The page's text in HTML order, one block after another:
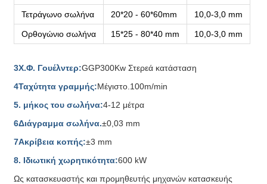
Τετράγωνο σωλήνα 20*20 - 60*60mm 10,0-3,0 mm
Ορθογώνιο σωλήνα 15*25 - 80*40 mm 10,0-3,0 mm
3Χ.Φ. Γουέλντερ:GGP300Kw Στερεά κατάσταση
4Ταχύτητα γραμμής:Μέγιστο.100m/min
5. μήκος του σωλήνα:4-12 μέτρα
6Διάγραμμα σωλήνα.±0,03 mm
7Ακρίβεια κοπής:±3 mm
8. Ιδιωτική χωρητικότητα:600 kW
Ως κατασκευαστής και προμηθευτής μηχανών κατασκευής